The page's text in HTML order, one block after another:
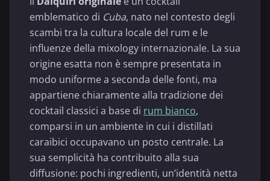
emblematico di Cuba, nato nel contesto degli
scambi tra la cultura locale del rum e le
influenze della mixology internazionale. La sua
origine esatta non è sempre presentata in
modo uniforme a seconda delle fonti, ma
appartiene chiaramente alla tradizione dei
cocktail classici a base di rum bianco,
comparsi in un ambiente in cui i distillati
caraibici occupavano un posto centrale. La
sua semplicità ha contribuito alla sua
diffusione: pochi ingredienti, un’identità netta